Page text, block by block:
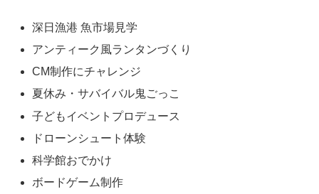
深日漁港 魚市場見学
アンティーク風ランタンづくり
CM制作にチャレンジ
夏休み・サバイバル鬼ごっこ
子どもイベントプロデュース
ドローンシュート体験
科学館おでかけ
ボードゲーム制作